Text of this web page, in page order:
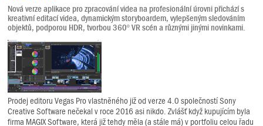
Nová verze aplikace pro zpracování videa na profesionální úrovni přichází s
kreativní editací videa, dynamickým storyboardem, vylepšeným sledováním
objektů, podporou HDR, tvorbou 360º VR scén a různými jinými novinkami.
Prodej editoru Vegas Pro vlastněného již od verze 4.0 společností Sony
Creative Software nečekal v roce 2016 asi nikdo. Zvlášť když kupujícím byla
firma MAGIX Software, která již tehdy měla (a stále má) v portfoliu celou řadu